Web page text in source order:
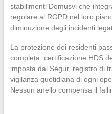
stabilimenti Domusvi che
regolare al RGPD nel loro
diminuzione degli incidenti
La protezione dei residenti
completa: certificazione HDS
imposta dal Ségur, registro di
vigilanza quotidiana di ogni
Nessun anello compensa il